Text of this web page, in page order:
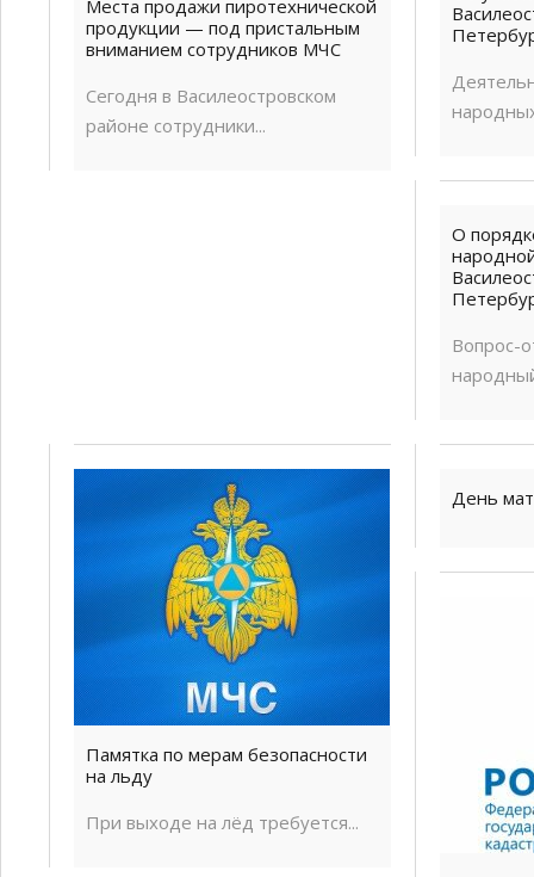
Места продажи пиротехнической
продукции — под пристальным
вниманием сотрудников МЧС
Сегодня в Василеостровском
районе сотрудники...
О
Вопрос-
Памятка по мерам безопасности
на льду
При выходе на лёд требуется...
День